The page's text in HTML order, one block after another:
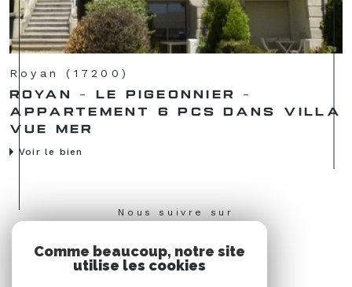
Royan (17200)
ROYAN - LE PIGEONNIER -
APPARTEMENT 6 PCS DANS VILLA
VUE MER
Voir le bien
Nous suivre sur
Comme beaucoup, notre site
utilise les cookies